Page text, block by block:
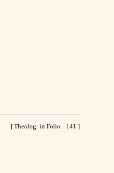
[ Theolog: in Folio. 141 ]